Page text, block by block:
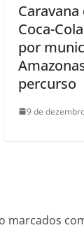
Coca-
por
percurso
9 de
marcados